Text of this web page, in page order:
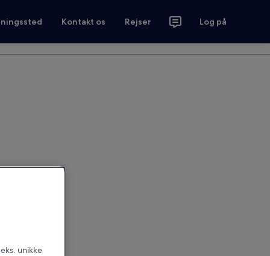
Kontakt os Rejser Log på
unikke